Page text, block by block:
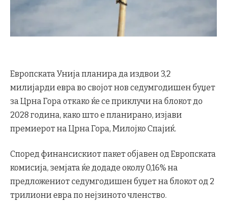
Европската Унија планира да издвои 3,2
милијарди евра во својот нов седумгодишен буџет
за Црна Гора откако ќе се приклучи на блокот до
2028 година, како што е планирано, изјави
премиерот на Црна Гора, Милојко Спајиќ.
Според финансискиот пакет објавен од Европската
комисија, земјата ќе додаде околу 0,16% на
предложениот седумгодишен буџет на блокот од 2
трилиони евра по нејзиното членство.